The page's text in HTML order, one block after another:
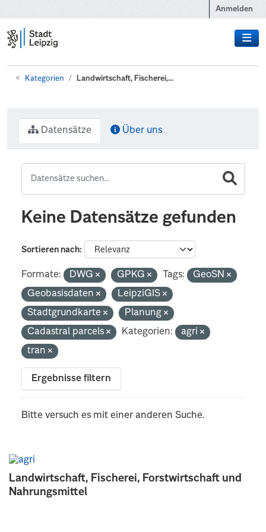
Anmelden
Kategorien Landwirtschaft, Fischerei,...
Landwirtschaft, Fischerei, Forstwirtschaft und
Nahrungsmittel
Datensätze Über uns
Keine Datensätze gefunden
Sortieren nach
Formate: DWG GPKG Tags:
GeoSN
Geobasisdaten
LeipziGIS
Stadtgrundkarte
Planung
Cadastral parcels
Kategorien:
agri
tran
Ergebnisse filtern
Bitte versuch es mit einer anderen Suche.